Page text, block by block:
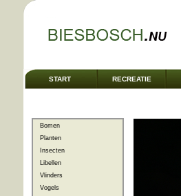
START RECREATIE
Bomen
Planten
Insecten
Libellen
Vlinders
Vogels